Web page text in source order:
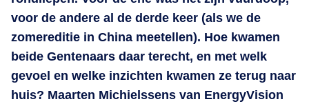
voor de andere al de derde keer (als we de
zomereditie in China meetellen). Hoe kwamen
beide Gentenaars daar terecht, en met welk
gevoel en welke inzichten kwamen ze terug naar
huis? Maarten Michielssens van EnergyVision